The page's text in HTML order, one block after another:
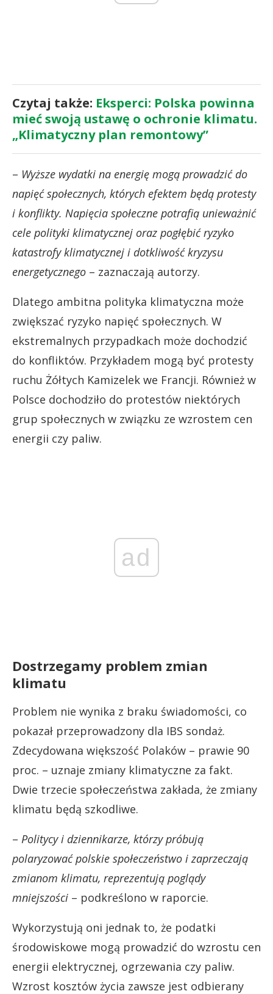
Czytaj także: Eksperci: Polska powinna
mieć swoją ustawę o ochronie klimatu.
„Klimatyczny plan remontowy”
– Wyższe wydatki na energię mogą prowadzić do
napięć społecznych, których efektem będą protesty
i konflikty. Napięcia społeczne potrafią unieważnić
cele polityki klimatycznej oraz pogłębić ryzyko
katastrofy klimatycznej i dotkliwość kryzysu
energetycznego – zaznaczają autorzy.
Dlatego ambitna polityka klimatyczna może
zwiększać ryzyko napięć społecznych. W
ekstremalnych przypadkach może dochodzić
do konfliktów. Przykładem mogą być protesty
ruchu Żółtych Kamizelek we Francji. Również w
Polsce dochodziło do protestów niektórych
grup społecznych w związku ze wzrostem cen
energii czy paliw.
ad
Dostrzegamy problem zmian
klimatu
Problem nie wynika z braku świadomości, co
pokazał przeprowadzony dla IBS sondaż.
Zdecydowana większość Polaków – prawie 90
proc. – uznaje zmiany klimatyczne za fakt.
Dwie trzecie społeczeństwa zakłada, że zmiany
klimatu będą szkodliwe.
– Politycy i dziennikarze, którzy próbują
polaryzować polskie społeczeństwo i zaprzeczają
zmianom klimatu, reprezentują poglądy
mniejszości – podkreślono w raporcie.
Wykorzystują oni jednak to, że podatki
środowiskowe mogą prowadzić do wzrostu cen
energii elektrycznej, ogrzewania czy paliw.
Wzrost kosztów życia zawsze jest odbierany